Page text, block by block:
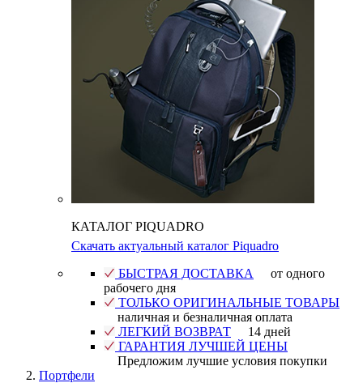
КАТАЛОГ PIQUADRO
Скачать актуальный каталог Piquadro
БЫСТРАЯ ДОСТАВКА
от одного
рабочего дня
ТОЛЬКО ОРИГИНАЛЬНЫЕ ТОВАРЫ
наличная и безналичная оплата
ЛЕГКИЙ ВОЗВРАТ
14 дней
ГАРАНТИЯ ЛУЧШЕЙ ЦЕНЫ
Предложим лучшие условия покупки
Портфели